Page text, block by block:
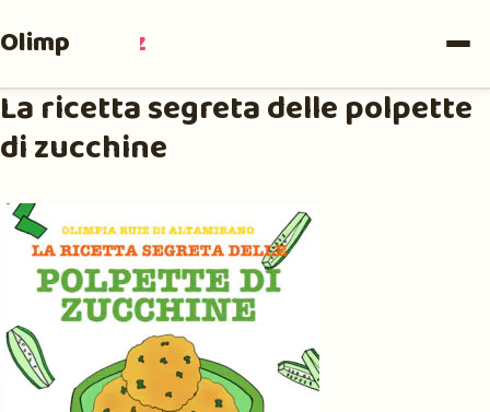
Olimpia Ruiz
La ricetta segreta delle polpette
di zucchine